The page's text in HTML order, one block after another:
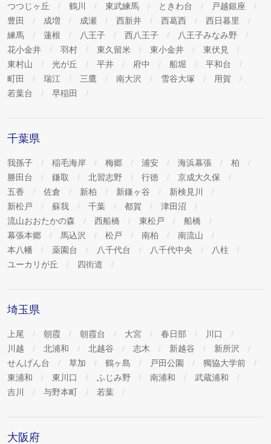
つつじヶ丘
鶴川 東武練馬 ときわ台
戸越銀座
豊田
成増 成瀬 西新井 西葛西
西日暮里
練馬
蓮根 八王子 西八王子
八王子みなみ野
花小金井
羽村 東久留米 東小金井
東伏見
東村山
光が丘 平井 府中 船堀
平和台
町田
瑞江 三鷹 南大沢 雪谷大塚
用賀
若葉台
早稲田
千葉県
我孫子 稲毛海岸 梅郷 浦安 海浜幕張
柏
勝田台
鎌取 北習志野 行徳
京成大久保
五香
佐倉 新柏 新鎌ヶ谷
新検見川
新松戸
蘇我 千葉 都賀
津田沼
流山おおたかの森
西船橋 東松戸
船橋
幕張本郷
馬込沢 松戸 南柏
南流山
本八幡
薬園台 八千代台 八千代中央
八柱
ユーカリが丘
四街道
埼玉県
上尾 朝霞 朝霞台 大宮 春日部
川口
川越
北浦和 北越谷 志木 新越谷
新所沢
せんげん台
草加 鶴ヶ島 戸田公園
獨協大学前
東浦和
東川口 ふじみ野 南浦和
武蔵浦和
吉川
与野本町 若葉
大阪府